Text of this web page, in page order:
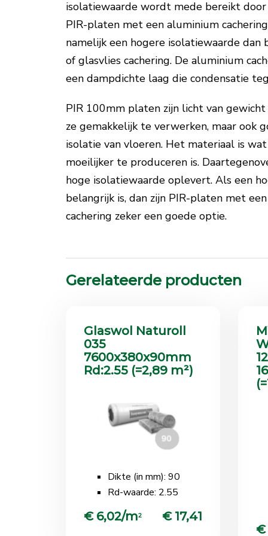
isolatiewaarde wordt mede bereikt door
PIR-platen met een aluminium
namelijk een hogere isolatiewaarde
of glasvlies cachering. De aluminium
een dampdichte laag die condensatie
PIR 100mm platen zijn licht van
ze gemakkelijk te verwerken, maar ook
isolatie van vloeren. Het materiaal is
moeilijker te produceren is.
hoge isolatiewaarde oplevert. Als een
belangrijk is, dan zijn PIR-platen met
cachering zeker een goede optie.
Gerelateerde producten
Glaswol Naturoll
035
7600x380x90mm
Rd:2.55 (=2,89 m²)
Dikte (in mm): 90
Rd-waarde: 2.55
€ 6,02/m2 € 17,41
€